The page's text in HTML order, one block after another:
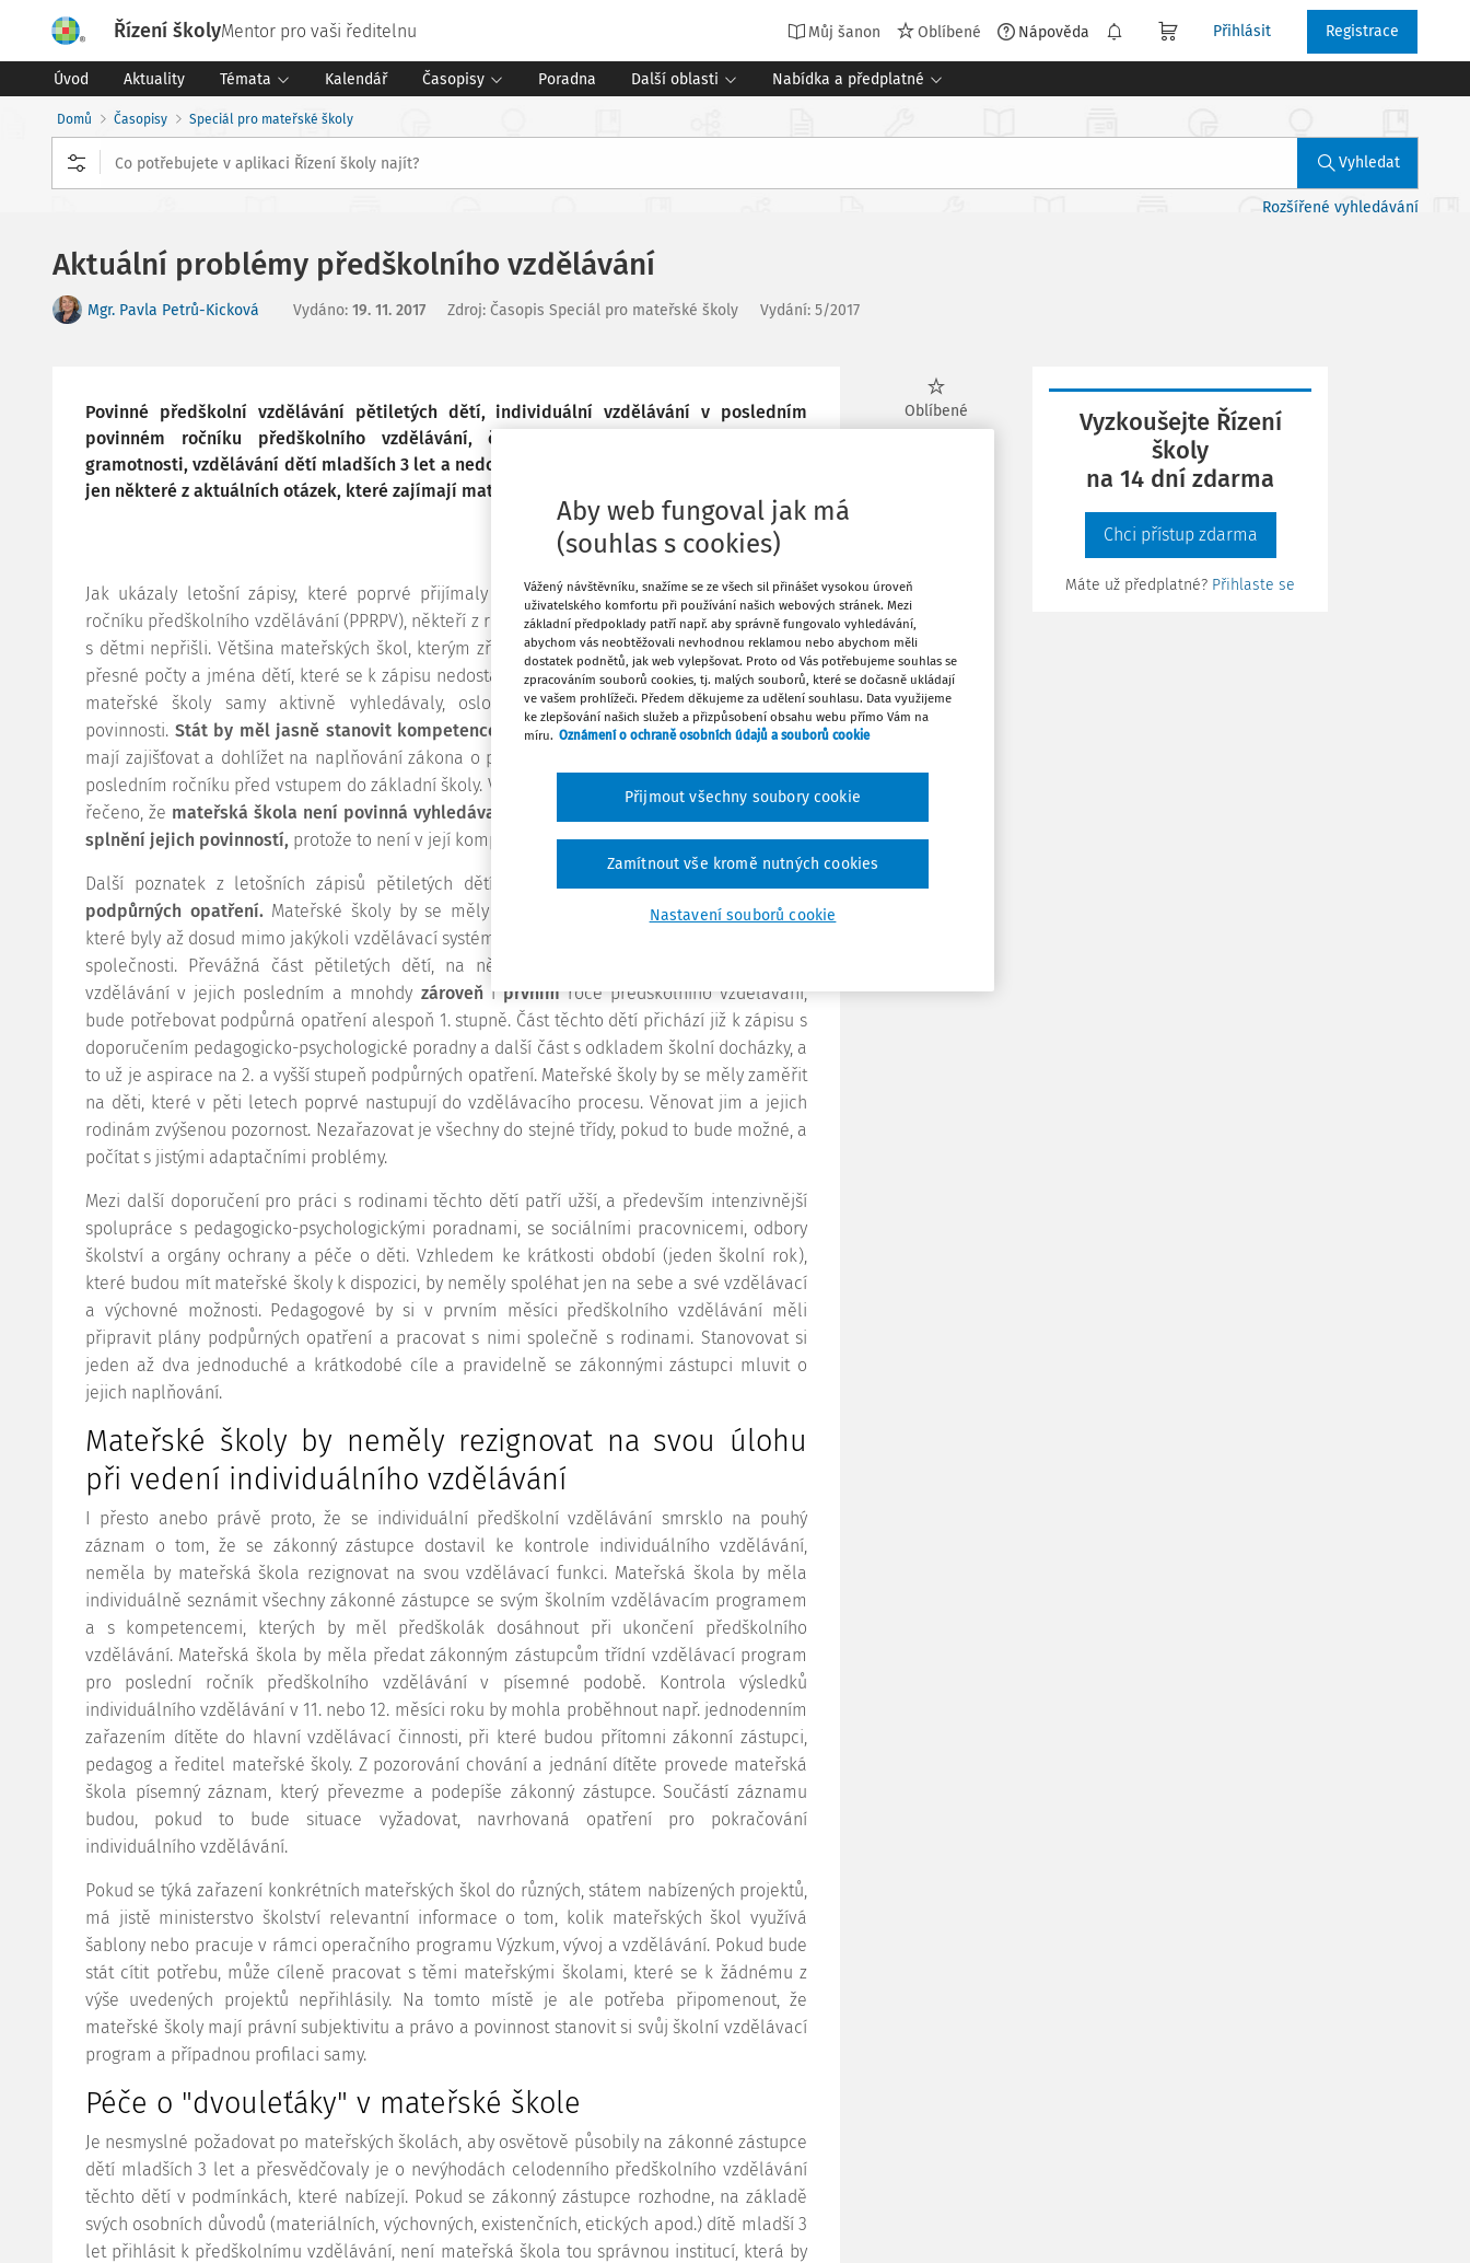
Řízení školyMentor pro vaši ředitelnu Můj šanon Oblíbené Nápověda Přihlásit Registrace
Úvod Aktuality Témata Kalendář Časopisy Poradna Další oblasti Nabídka a předplatné
Domů Časopisy Speciál pro mateřské školy
Vyhledat
Rozšířené vyhledávání
Aktuální problémy předškolního vzdělávání
Mgr. Pavla Petrů-Kicková Vydáno: 19. 11. 2017 Zdroj: Časopis Speciál pro mateřské školy Vydání: 5/2017
Povinné předškolní vzdělávání pětiletých dětí, individuální vzdělávání v posledním
povinném ročníku předškolního vzdělávání, čtenářské, matematické a digitální
gramotnosti, vzdělávání dětí mladších 3 let a nedostatek předškolních pedagogů, to jsou
jen některé z aktuálních otázek, které zajímají mateřské školy teď a tady.
Jak ukázaly letošní zápisy, které poprvé přijímaly předškoláky do posledního povinného
ročníku předškolního vzdělávání (PPRPV), někteří z rodičů nesplnili svou povinnost a k zápisu
s dětmi nepřišli. Většina mateřských škol, kterým zřizovatel stanovil spádovou oblast, znala
přesné počty a jména dětí, které se k zápisu nedostavily. Někteří zřizovatelé požadovali, aby
mateřské školy samy aktivně vyhledávaly, oslovovaly a vysvětlovaly rodičům jejich
povinnosti. Stát by měl jasně stanovit kompetence jednotlivých právních subjektů,které
mají zajišťovat a dohlížet na naplňování zákona o povinném předškolním vzdělávání dětí v
posledním ročníku před vstupem do základní školy. V těchto kompetencích by mělo být jasně
řečeno, že mateřská škola není povinná vyhledávat a přesvědčovat zákonné zástupce ke
splnění jejich povinností, protože to není v její kompetenci a nemá na to kapacity.
Další poznatek z letošních zápisů pětiletých dětí je, že je nutné předpokládatnárůst
podpůrných opatření.Mateřské školy by se měly připravit na obtížnosti vzdělávání dětí,
které byly až dosud mimo jakýkoli vzdělávací systém a jsou nějakým způsobem vyloučeny ze
společnosti. Převážná část pětiletých dětí, na něž se vztahuje povinnost předškolního
vzdělávání v jejich posledním a mnohdy zároveň i prvnímroce předškolního vzdělávání,
bude potřebovat podpůrná opatření alespoň 1. stupně. Část těchto dětí přichází již k zápisu s
doporučením pedagogicko-psychologické poradny a další část s odkladem školní docházky, a
to už je aspirace na 2. a vyšší stupeň podpůrných opatření. Mateřské školy by se měly zaměřit
na děti, které v pěti letech poprvé nastupují do vzdělávacího procesu. Věnovat jim a jejich
rodinám zvýšenou pozornost. Nezařazovat je všechny do stejné třídy, pokud to bude možné, a
počítat s jistými adaptačními problémy.
Mezi další doporučení pro práci s rodinami těchto dětí patří užší, a především intenzivnější
spolupráce s pedagogicko-psychologickými poradnami, se sociálními pracovnicemi, odbory
školství a orgány ochrany a péče o děti. Vzhledem ke krátkosti období (jeden školní rok),
které budou mít mateřské školy k dispozici, by neměly spoléhat jen na sebe a své vzdělávací
a výchovné možnosti. Pedagogové by si v prvním měsíci předškolního vzdělávání měli
připravit plány podpůrných opatření a pracovat s nimi společně s rodinami. Stanovovat si
jeden až dva jednoduché a krátkodobé cíle a pravidelně se zákonnými zástupci mluvit o
jejich naplňování.
Mateřské školy by neměly rezignovat na svou úlohu
při vedení individuálního vzdělávání
I přesto anebo právě proto, že se individuální předškolní vzdělávání smrsklo na pouhý
záznam o tom, že se zákonný zástupce dostavil ke kontrole individuálního vzdělávání,
neměla by mateřská škola rezignovat na svou vzdělávací funkci. Mateřská škola by měla
individuálně seznámit všechny zákonné zástupce se svým školním vzdělávacím programem
a s kompetencemi, kterých by měl předškolák dosáhnout při ukončení předškolního
vzdělávání. Mateřská škola by měla předat zákonným zástupcům třídní vzdělávací program
pro poslední ročník předškolního vzdělávání v písemné podobě. Kontrola výsledků
individuálního vzdělávání v 11. nebo 12. měsíci roku by mohla proběhnout např. jednodenním
zařazením dítěte do hlavní vzdělávací činnosti, při které budou přítomni zákonní zástupci,
pedagog a ředitel mateřské školy. Z pozorování chování a jednání dítěte provede mateřská
škola písemný záznam, který převezme a podepíše zákonný zástupce. Součástí záznamu
budou, pokud to bude situace vyžadovat, navrhovaná opatření pro pokračování
individuálního vzdělávání.
Pokud se týká zařazení konkrétních mateřských škol do různých, státem nabízených projektů,
má jistě ministerstvo školství relevantní informace o tom, kolik mateřských škol využívá
šablony nebo pracuje v rámci operačního programu Výzkum, vývoj a vzdělávání. Pokud bude
stát cítit potřebu, může cíleně pracovat s těmi mateřskými školami, které se k žádnému z
výše uvedených projektů nepřihlásily. Na tomto místě je ale potřeba připomenout, že
mateřské školy mají právní subjektivitu a právo a povinnost stanovit si svůj školní vzdělávací
program a případnou profilaci samy.
Péče o "dvouleťáky" v mateřské škole
Je nesmyslné požadovat po mateřských školách, aby osvětově působily na zákonné zástupce
dětí mladších 3 let a přesvědčovaly je o nevýhodách celodenního předškolního vzdělávání
těchto dětí v podmínkách, které nabízejí. Pokud se zákonný zástupce rozhodne, na základě
svých osobních důvodů (materiálních, výchovných, existenčních, etických apod.) dítě mladší 3
let přihlásit k předškolnímu vzdělávání, není mateřská škola tou správnou institucí, která by
Oblíbené
Poznámka
Vyzkoušejte Řízení
školy
na 14 dní zdarma
Chci přístup zdarma
Máte už předplatné? Přihlaste se
Aby web fungoval jak má
(souhlas s cookies)
Vážený návštěvníku, snažíme se ze všech sil přinášet vysokou úroveň
uživatelského komfortu při používání našich webových stránek. Mezi
základní předpoklady patří např. aby správně fungovalo vyhledávání,
abychom vás neobtěžovali nevhodnou reklamou nebo abychom měli
dostatek podnětů, jak web vylepšovat. Proto od Vás potřebujeme souhlas se
zpracováním souborů cookies, tj. malých souborů, které se dočasně ukládají
ve vašem prohlížeči. Předem děkujeme za udělení souhlasu. Data využijeme
ke zlepšování našich služeb a přizpůsobení obsahu webu přímo Vám na
míru. Oznámení o ochraně osobních údajů a souborů cookie
Nastavení souborů cookie
Zamítnout vše kromě nutných cookies
Přijmout všechny soubory cookie